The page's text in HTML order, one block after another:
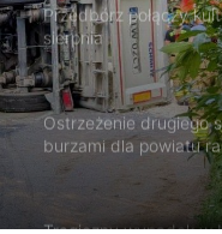
Przedbórz połączy
sierpnia
Ostrzeżenie drugiego
burzami dla powiatu